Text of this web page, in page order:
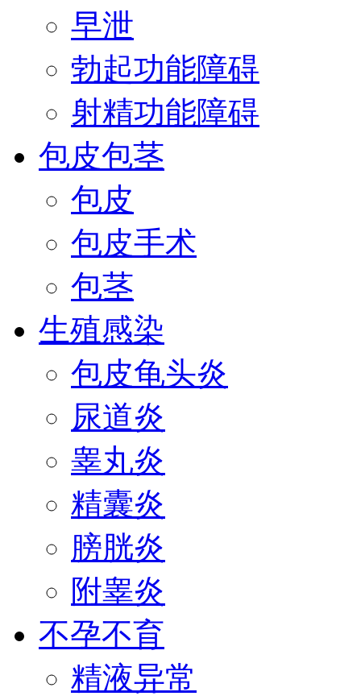
早泄
勃起功能障碍
射精功能障碍
包皮包茎
包皮
包皮手术
包茎
生殖感染
包皮龟头炎
尿道炎
睾丸炎
精囊炎
膀胱炎
附睾炎
不孕不育
精液异常